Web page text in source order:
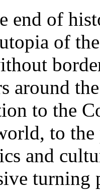
end of
of
around
to the
to the
and
turning